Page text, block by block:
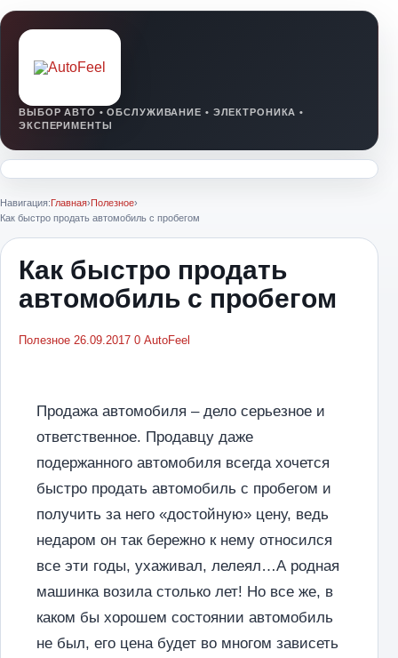
Навигация:Главная›Полезное›
Как быстро продать автомобиль с пробегом
Как быстро продать
автомобиль с пробегом
Полезное 26.09.2017 0 AutoFeel
Продажа автомобиля – дело серьезное и
ответственное. Продавцу даже
подержанного автомобиля всегда хочется
быстро продать автомобиль с пробегом и
получить за него «достойную» цену, ведь
недаром он так бережно к нему относился
все эти годы, ухаживал, лелеял…А родная
машинка возила столько лет! Но все же, в
каком бы хорошем состоянии автомобиль
не был, его цена будет во многом зависеть